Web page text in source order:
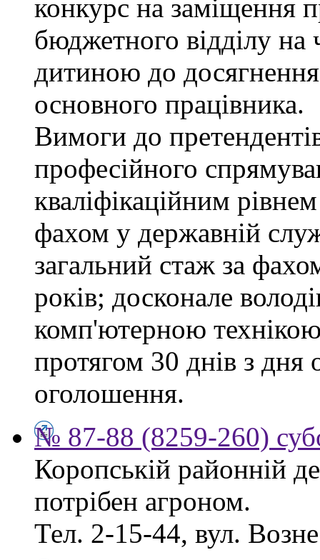
конкурс на заміщення
бюджетного відділу на
дитиною до
основного працівника.
Вимоги до
професійного
кваліфікаційним
фахом у державній
загальний стаж за
років; досконале
комп'ютерною
протягом 30 днів з дня
оголошення.
№ 87-88 (8259-260)
Коропській районній
потрібен агроном.
Тел. 2-15-44, вул.